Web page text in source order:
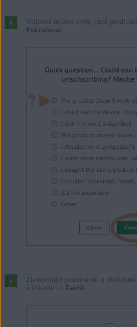
Volitelně můžete uvést, proč
Pokračovat
Zkontrolujte podrobnosti o
a klikněte na Zavřít